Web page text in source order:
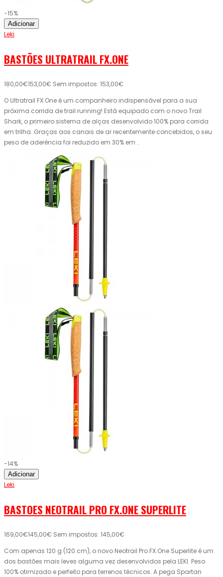
-15%
Adicionar
Leki
BASTÕES ULTRATRAIL FX.ONE
180,00€153,00€ Sem impostos: 153,00€
O Ultratrail FX.One é um companheiro indispensável para a sua
próxima corrida de trail running! Está equipado com o novo Trail
Shark, o primeiro sistema de alças desenvolvido 100% para corrida
em trilha. Graças aos canais de ar recentemente concebidos, o seu
peso de aderência foi reduzido em 30% em ..
-14%
Adicionar
Leki
BASTOES NEOTRAIL PRO FX.ONE SUPERLITE
169,00€145,00€ Sem impostos: 145,00€
Com apenas 120 g (120 cm), o novo Neotrail Pro FX.One Superlite é um
dos bastões mais leves alguma vez desenvolvidos pela LEKI. Peso
100% otimizado e perfeito para terrenos técnicos. A pega Spartan